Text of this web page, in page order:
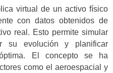
virtual de un activo físico
con datos obtenidos de
real. Esto permite simular
su evolución y planificar
El concepto se ha
como el aeroespacial y